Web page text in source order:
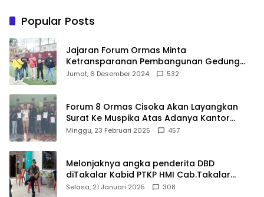
Kondusif
Popular Posts
Jajaran Forum Ormas Minta
Ketransparanan Pembangunan Gedung
Damkar Di Kecamatan Cisoka
Jumat, 6 Desember 2024 532
Forum 8 Ormas Cisoka Akan Layangkan
Surat Ke Muspika Atas Adanya Kantor
Matel di Cisoka
Minggu, 23 Februari 2025 457
Melonjaknya angka penderita DBD
diTakalar Kabid PTKP HMI Cab.Takalar
angkat bicara
Selasa, 21 Januari 2025 308